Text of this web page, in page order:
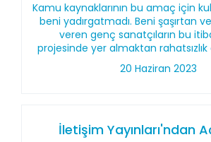
Kamu kaynaklarının bu amaç için
beni yadırgatmadı. Beni şaşırtan
veren genç sanatçıların bu
projesinde yer almaktan
20 Haziran 2023
İletişim Yayınları'ndan